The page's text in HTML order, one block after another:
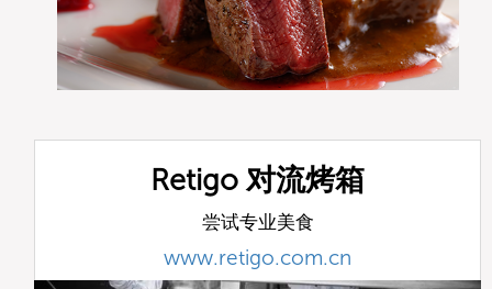
Retigo 对流烤箱
尝试专业美食
www.retigo.com.cn